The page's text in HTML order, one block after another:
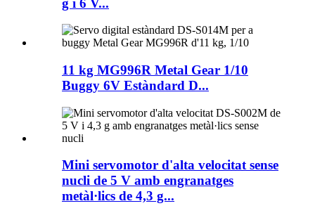
11 kg MG996R Metal Gear 1/10
Buggy 6V Estàndard D...
Mini servomotor d'alta velocitat sense
nucli de 5 V amb engranatges
metàl·lics de 4,3 g...